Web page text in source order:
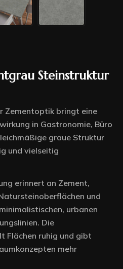
Steinstruktur
Zementoptik bringt eine
in Gastronomie, Büro
graue Struktur
und vielseitig
erinnert an Zement,
und
urbanen
Die
Flächen ruhig und gibt
mehr